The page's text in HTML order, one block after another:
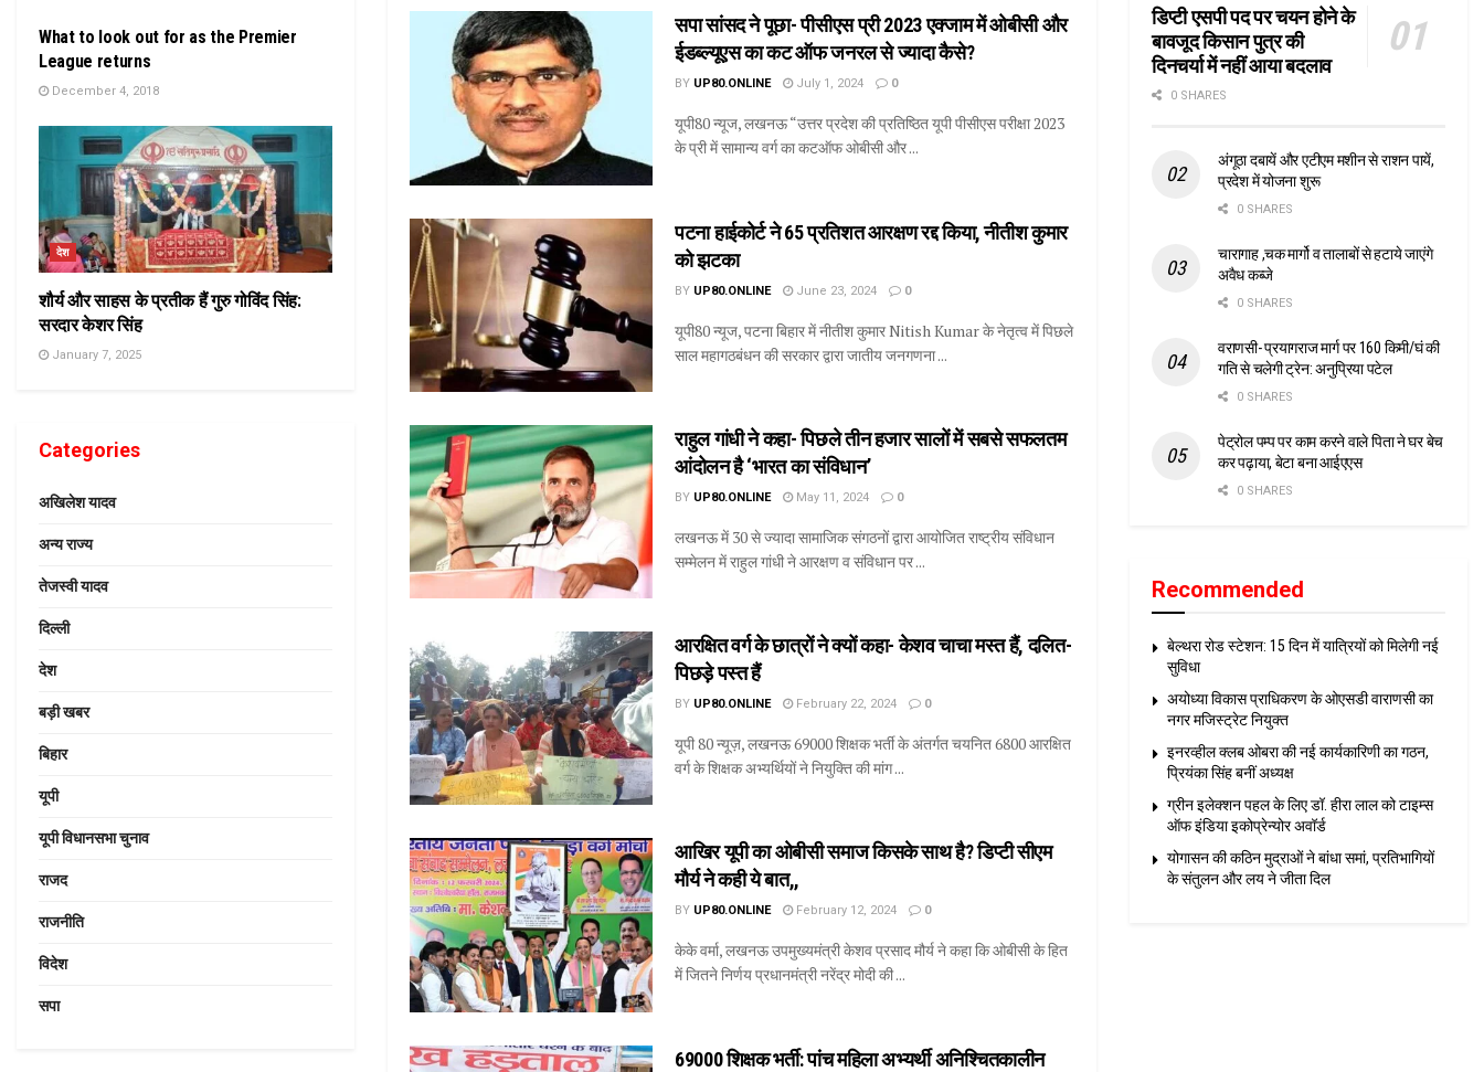
सपा सांसद ने पूछा- पीसीएस प्री 2023 एक्जाम में ओबीसी और
ईडब्ल्यूएस का कट ऑफ जनरल से ज्यादा कैसे?
BY UP80.ONLINE July 1, 2024 0
यूपी80 न्यूज, लखनऊ “उत्तर प्रदेश की प्रतिष्ठित यूपी पीसीएस परीक्षा 2023
के प्री में सामान्य वर्ग का कटऑफ ओबीसी और ...
पटना हाईकोर्ट ने 65 प्रतिशत आरक्षण रद्द किया, नीतीश कुमार
को झटका
BY UP80.ONLINE June 23, 2024 0
यूपी80 न्यूज, पटना बिहार में नीतीश कुमार Nitish Kumar के नेतृत्व में पिछले
साल महागठबंधन की सरकार द्वारा जातीय जनगणना ...
राहुल गांधी ने कहा- पिछले तीन हजार सालों में सबसे सफलतम
आंदोलन है ‘भारत का संविधान’
BY UP80.ONLINE May 11, 2024 0
लखनऊ में 30 से ज्यादा सामाजिक संगठनों द्वारा आयोजित राष्ट्रीय संविधान
सम्मेलन में राहुल गांधी ने आरक्षण व संविधान पर ...
आरक्षित वर्ग के छात्रों ने क्यों कहा- केशव चाचा मस्त हैं, दलित-
पिछड़े पस्त हैं
BY UP80.ONLINE February 22, 2024 0
यूपी 80 न्यूज़, लखनऊ 69000 शिक्षक भर्ती के अंतर्गत चयनित 6800 आरक्षित
वर्ग के शिक्षक अभ्यर्थियों ने नियुक्ति की मांग ...
आखिर यूपी का ओबीसी समाज किसके साथ है? डिप्टी सीएम
मौर्य ने कही ये बात,,
BY UP80.ONLINE February 12, 2024 0
केके वर्मा, लखनऊ उपमुख्यमंत्री केशव प्रसाद मौर्य ने कहा कि ओबीसी के हित
में जितने निर्णय प्रधानमंत्री नरेंद्र मोदी की ...
69000 शिक्षक भर्ती: पांच महिला अभ्यर्थी अनिश्चितकालीन
What to look out for as the Premier
League returns
December 4, 2018
देश
शौर्य और साहस के प्रतीक हैं गुरु गोविंद सिंह:
सरदार केशर सिंह
January 7, 2025
Categories
अखिलेश यादव
अन्य राज्य
तेजस्वी यादव
दिल्ली
देश
बड़ी खबर
बिहार
यूपी
यूपी विधानसभा चुनाव
राजद
राजनीति
विदेश
सपा
डिप्टी एसपी पद पर चयन होने के
बावजूद किसान पुत्र की
दिनचर्या में नहीं आया बदलाव
0 SHARES
अंगूठा दबायें और एटीएम मशीन से राशन पायें,
प्रदेश में योजना शुरू
0 SHARES
चारागाह ,चक मार्गो व तालाबों से हटाये जाएंगे
अवैध कब्जे
0 SHARES
वराणसी- प्रयागराज मार्ग पर 160 किमी/घं की
गति से चलेगी ट्रेन: अनुप्रिया पटेल
0 SHARES
पेट्रोल पम्प पर काम करने वाले पिता ने घर बेच
कर पढ़ाया, बेटा बना आईएएस
0 SHARES
Recommended
बेल्थरा रोड स्टेशन: 15 दिन में यात्रियों को मिलेगी नई
सुविधा
अयोध्या विकास प्राधिकरण के ओएसडी वाराणसी का
नगर मजिस्ट्रेट नियुक्त
इनरव्हील क्लब ओबरा की नई कार्यकारिणी का गठन,
प्रियंका सिंह बनीं अध्यक्ष
ग्रीन इलेक्शन पहल के लिए डॉ. हीरा लाल को टाइम्स
ऑफ इंडिया इकोप्रेन्योर अवॉर्ड
योगासन की कठिन मुद्राओं ने बांधा समां, प्रतिभागियों
के संतुलन और लय ने जीता दिल